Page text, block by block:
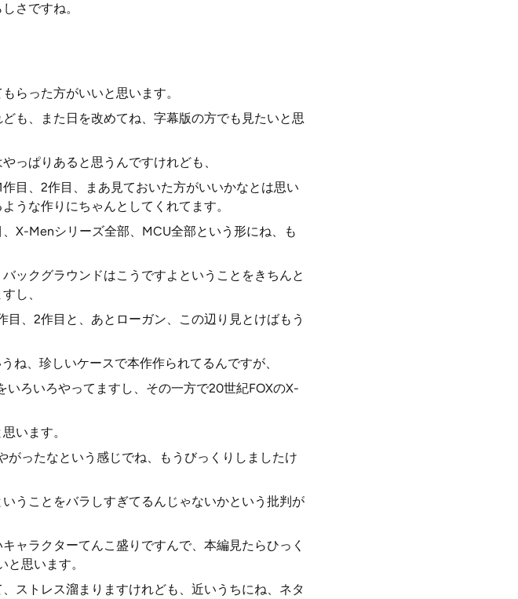
さですね。
らった方がいいと思います。
も、また日を改めてね、字幕版の方でも見たいと思
っぱりあると思うんですけれども、
目、2作目、まあ見ておいた方がいいかなとは思い
うな作りにちゃんとしてくれてます。
X-Menシリーズ全部、MCU全部という形にね、も
ックグラウンドはこうですよということをきちんと
し、
、2作目と、あとローガン、この辺り見とけばもう
ね、珍しいケースで本作作られてるんですが、
ろいろやってますし、その一方で20世紀FOXのX-
います。
ったなという感じでね、もうびっくりしましたけ
うことをバラしすぎてるんじゃないかという批判が
ャラクターてんこ盛りですんで、本編見たらひっく
思います。
ストレス溜まりますけれども、近いうちにね、ネタ